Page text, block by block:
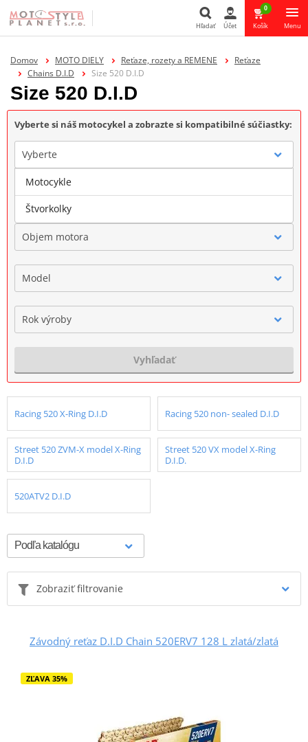
Hľadať
Hľadať Účet
0
Košík Menu
Domov MOTO DIELY Reťaze, rozety a REMENE
Reťaze
Chains D.I.D
Size 520 D.I.D
Size 520 D.I.D
Vyberte si náš motocykel a zobrazte si kompatibilné súčiastky:
Vyberte
Značka
Objem motora
Model
Rok výroby
Vyhľadať
Racing 520 X-Ring D.I.D Racing 520 non- sealed D.I.D
Street 520 ZVM-X model X-Ring
D.I.D
Street 520 VX model X-Ring
D.I.D.
520ATV2 D.I.D
Zobraziť filtrovanie
Závodný reťaz D.I.D Chain 520ERV7 128 L zlatá/zlatá
ZĽAVA 35%
Motocykle
Štvorkolky